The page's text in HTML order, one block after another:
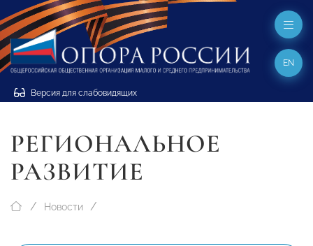
Версия для слабовидящих
EN
РЕГИОНАЛЬНОЕ
РАЗВИТИЕ
Новости